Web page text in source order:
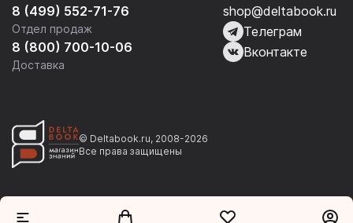
8 (499) 552-71-76
Отдел продаж
8 (800) 700-10-06
Доставка
shop@deltabook.ru
Телеграм
Вконтакте
© Deltabook.ru, 2008-2026
Все права защищены